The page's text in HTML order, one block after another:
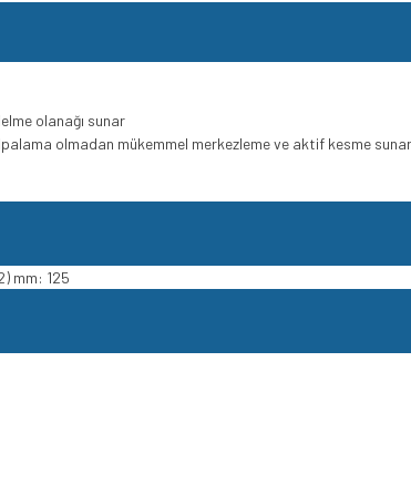
olanağı sunar
olmadan mükemmel merkezleme ve aktif kesme sunar
mm: 125